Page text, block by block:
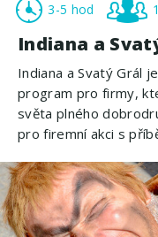
3-5 hod
Indiana a
Indiana a Svatý Grál
program pro firmy,
světa plného
pro firemní akci s